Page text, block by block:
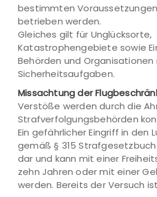
bestimmten
betrieben werden.
Gleiches gilt für Unglücksorte,
Katastrophengebiete sowie
Behörden und Organisationen
Sicherheitsaufgaben.
Missachtung der
Verstöße werden durch die
Strafverfolgungsbehörden
Ein gefährlicher Eingriff in den
gemäß § 315
dar und kann mit einer
zehn Jahren oder mit einer
werden. Bereits der Versuch